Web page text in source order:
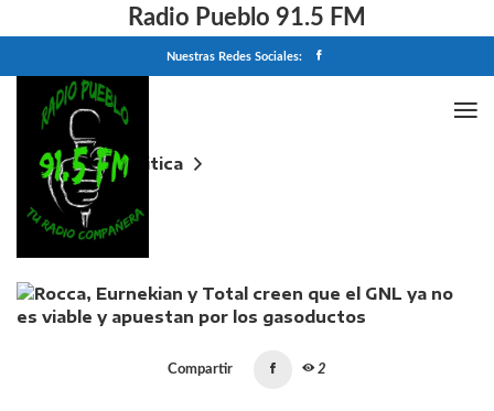
Radio Pueblo 91.5 FM
Nuestras Redes Sociales:
Home
Politica
Rocca, Eurnekian y Total creen que el GNL ya no es
viable y apuestan por los gasoductos
Compartir 2